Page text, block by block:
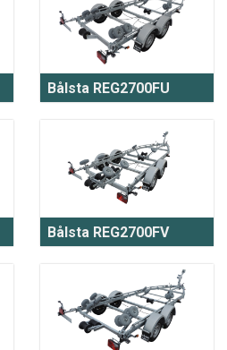
Bålsta REG2700FU
Bålsta REG2700FV